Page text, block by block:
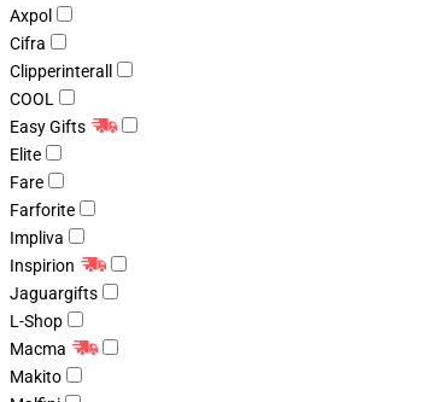
Axpol
Cifra
Clipperinterall
COOL
Easy Gifts
Elite
Fare
Farforite
Impliva
Inspirion
Jaguargifts
L-Shop
Macma
Makito